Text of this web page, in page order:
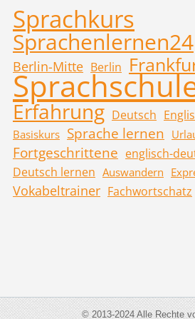
Sprachkurs
Sprachenlernen24
Berlin-Mitte Berlin
Erfahrung Deutsch
Basiskurs Sprache lernen
Fortgeschrittene englisch-
Deutsch lernen Auswandern
Vokabeltrainer Fachwortschatz
© 2013-2024 Alle Rechte